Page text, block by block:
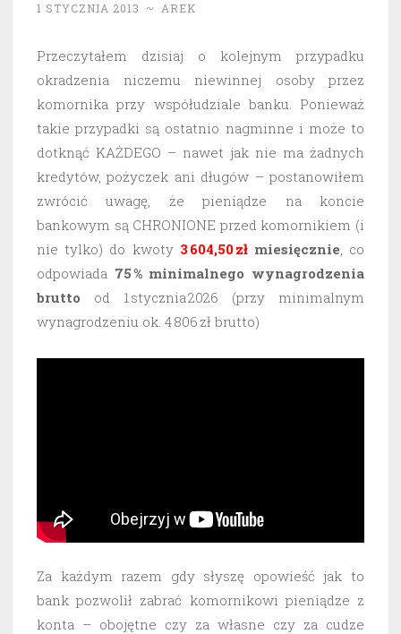
1 STYCZNIA 2013 ~ AREK
Przeczytałem dzisiaj o kolejnym przypadku
okradzenia niczemu niewinnej osoby przez
komornika przy współudziale banku. Ponieważ
takie przypadki są ostatnio nagminne i może to
dotknąć KAŻDEGO – nawet jak nie ma żadnych
kredytów, pożyczek ani długów – postanowiłem
zwrócić uwagę, że pieniądze na koncie
bankowym są CHRONIONE przed komornikiem (i
nie tylko) do kwoty 3 604,50 złmiesięcznie, co
odpowiada 75 % minimalnego wynagrodzenia
brutto od 1 stycznia 2026 (przy minimalnym
wynagrodzeniu ok. 4 806 zł brutto)
Za każdym razem gdy słyszę opowieść jak to
bank pozwolił zabrać komornikowi pieniądze z
konta – obojętne czy za własne czy za cudze